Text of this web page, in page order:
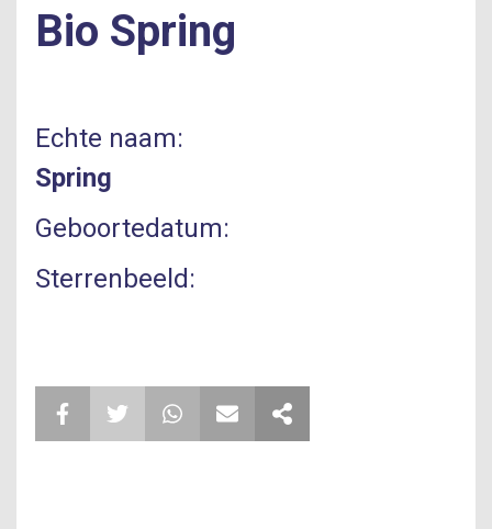
Bio Spring
Echte naam:
Spring
Geboortedatum:
Sterrenbeeld: